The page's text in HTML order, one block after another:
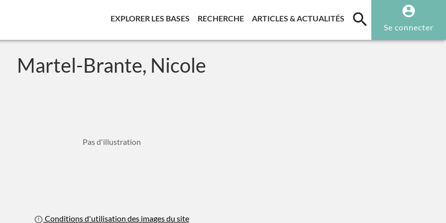
EXPLORER LES BASES (CURRENT)
RECHERCHE(CURRENT)
ARTICLES & ACTUALITÉS (CURRENT)
Se connecter
Martel-Brante, Nicole
Pas d'illustration
Conditions d'utilisation des images du site